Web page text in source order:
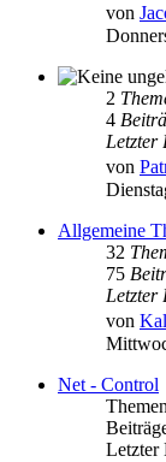
von
2
4
Letzter
von
Allgemeine
32
75
Letzter
von
Net - Control
Letzter